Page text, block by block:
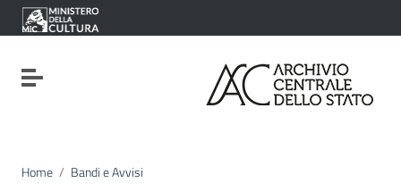
Vai ai contenuti
Vai al menu di navigazione
Vai al footer
Attiva / disattiva la navigazione
Home / Bandi e Avvisi